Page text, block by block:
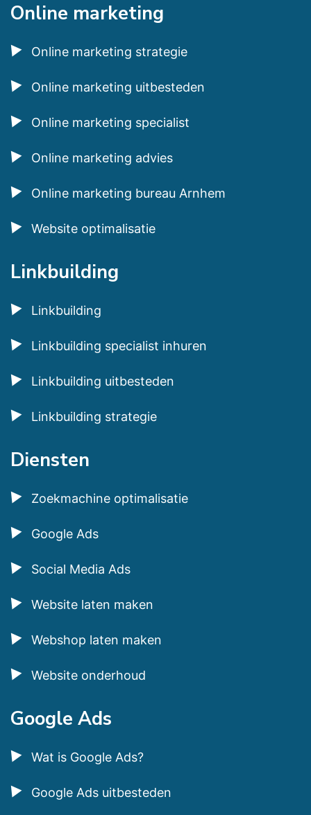
Online marketing
Online marketing strategie
Online marketing uitbesteden
Online marketing specialist
Online marketing advies
Online marketing bureau Arnhem
Website optimalisatie
Linkbuilding
Linkbuilding
Linkbuilding specialist inhuren
Linkbuilding uitbesteden
Linkbuilding strategie
Diensten
Zoekmachine optimalisatie
Google Ads
Social Media Ads
Website laten maken
Webshop laten maken
Website onderhoud
Google Ads
Wat is Google Ads?
Google Ads uitbesteden